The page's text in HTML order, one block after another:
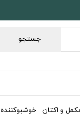
جستجو
و اکتان خوشبوکننده